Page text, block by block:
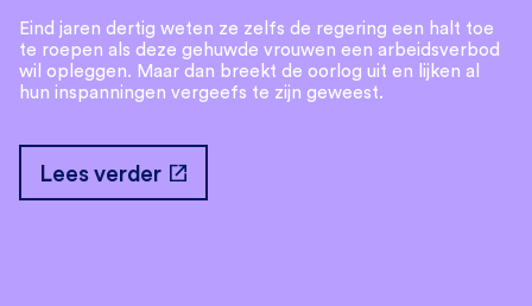
Eind jaren dertig weten ze zelfs de regering een halt toe
te roepen als deze gehuwde vrouwen een arbeidsverbod
wil opleggen. Maar dan breekt de oorlog uit en lijken al
hun inspanningen vergeefs te zijn geweest.
Lees verder open_in_new